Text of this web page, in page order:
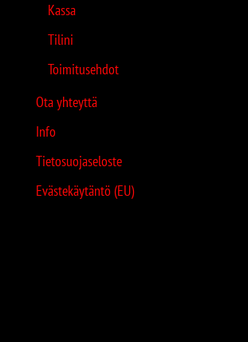
Kassa
Tilini
Toimitusehdot
Ota yhteyttä
Info
Tietosuojaseloste
Evästekäytäntö (EU)